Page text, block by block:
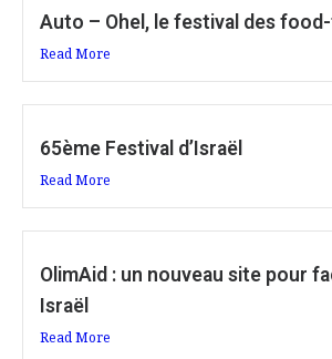
Auto – Ohel, le festival des
Read More
65ème Festival d’Israël
Read More
OlimAid : un nouveau site pour
Israël
Read More